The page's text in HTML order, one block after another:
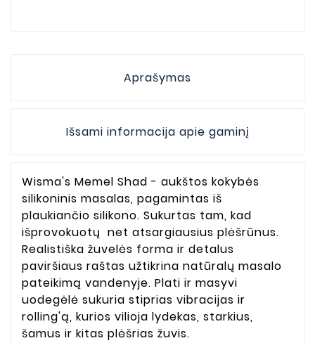
Aprašymas
Išsami informacija apie gaminį
Wisma's Memel Shad - aukštos kokybės
silikoninis masalas, pagamintas iš
plaukiančio silikono. Sukurtas tam, kad
išprovokuotų net atsargiausius plėšrūnus.
Realistiška žuvelės forma ir detalus
paviršiaus raštas užtikrina natūralų masalo
pateikimą vandenyje. Plati ir masyvi
uodegėlė sukuria stiprias vibracijas ir
rolling'ą, kurios vilioja lydekas, starkius,
šamus ir kitas plėšrias žuvis.